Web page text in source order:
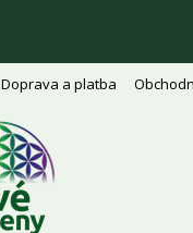
Doprava a platba